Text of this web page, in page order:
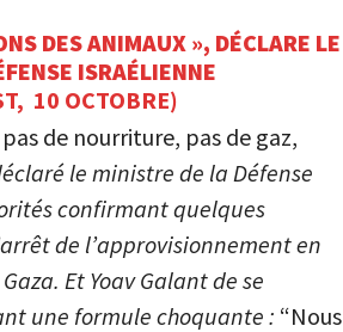
DES ANIMAUX », DÉCLARE LE
ISRAÉLIENNE
10 OCTOBRE)
de nourriture, pas de gaz,
le ministre de la Défense
confirmant quelques
de l’approvisionnement en
Et Yoav Galant de se
une formule choquante : “Nous